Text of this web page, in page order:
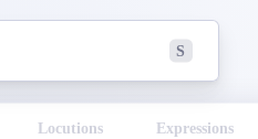
S
Locutions Expressions